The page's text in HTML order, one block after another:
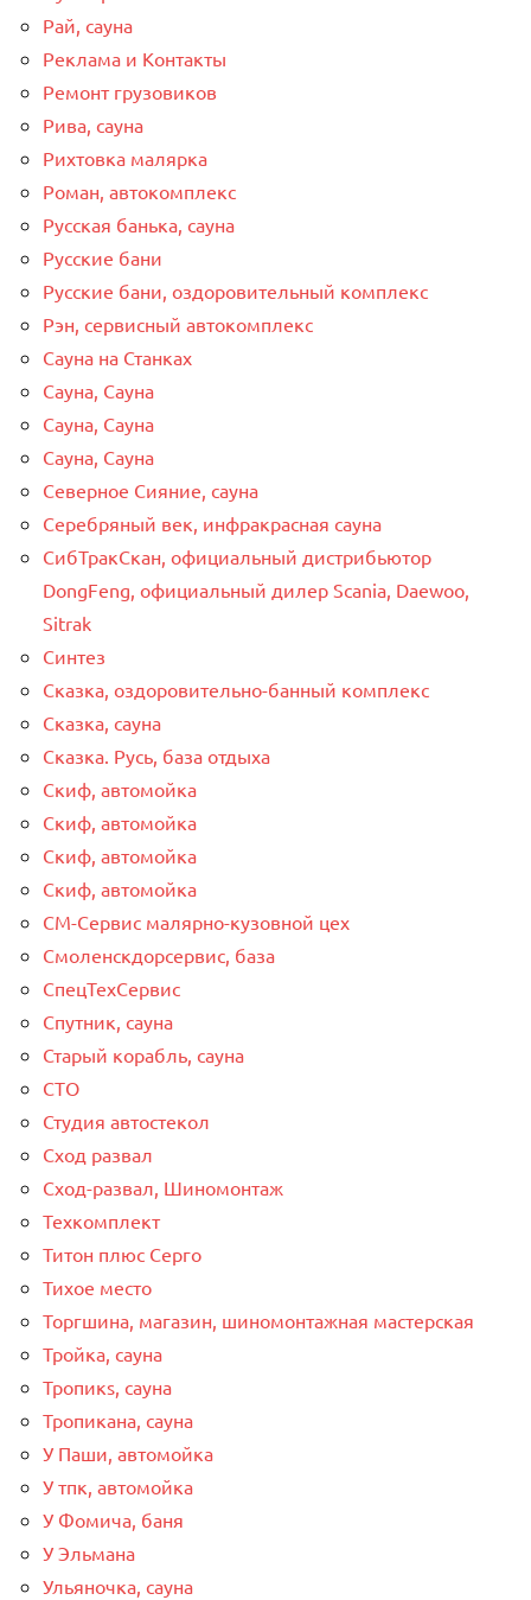
Рай, сауна
Реклама и Контакты
Ремонт грузовиков
Рива, сауна
Рихтовка малярка
Роман, автокомплекс
Русская банька, сауна
Русские бани
Русские бани, оздоровительный комплекс
Рэн, сервисный автокомплекс
Сауна на Станках
Сауна, Сауна
Сауна, Сауна
Сауна, Сауна
Северное Сияние, сауна
Серебряный век, инфракрасная сауна
СибТракСкан, официальный дистрибьютор
DongFeng, официальный дилер Scania, Daewoo,
Sitrak
Синтез
Сказка, оздоровительно-банный комплекс
Сказка, сауна
Сказка. Русь, база отдыха
Скиф, автомойка
Скиф, автомойка
Скиф, автомойка
Скиф, автомойка
СМ-Сервис малярно-кузовной цех
Смоленскдорсервис, база
СпецТехСервис
Спутник, сауна
Старый корабль, сауна
СТО
Студия автостекол
Сход развал
Сход-развал, Шиномонтаж
Техкомплект
Титон плюс Серго
Тихое место
Торгшина, магазин, шиномонтажная мастерская
Тройка, сауна
Тропикs, сауна
Тропикана, сауна
У Паши, автомойка
У тпк, автомойка
У Фомича, баня
У Эльмана
Ульяночка, сауна